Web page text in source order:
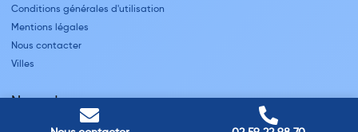
Conditions générales d'utilisation
Mentions légales
Nous contacter
Villes
Nos adresses